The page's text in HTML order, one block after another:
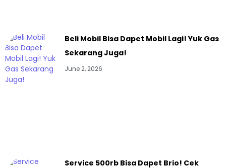
Beli Mobil Bisa Dapet Mobil Lagi! Yuk Gas
Sekarang Juga!
June 2, 2026
Service 500rb Bisa Dapet Brio! Cek